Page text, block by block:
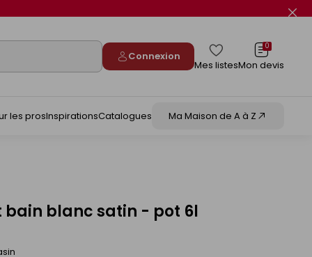
Connexion
Mes listes
0
Mon devis
les prosInspirationsCatalogues Ma Maison de A à Z
bain blanc satin - pot 6l